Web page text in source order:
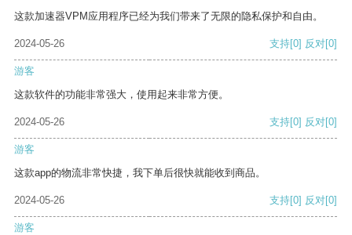
这款加速器VPM应用程序已经为我们带来了无限的隐私保护和自由。
2024-05-26 支持[0] 反对[0]
游客
这款软件的功能非常强大，使用起来非常方便。
2024-05-26 支持[0] 反对[0]
游客
这款app的物流非常快捷，我下单后很快就能收到商品。
2024-05-26 支持[0] 反对[0]
游客